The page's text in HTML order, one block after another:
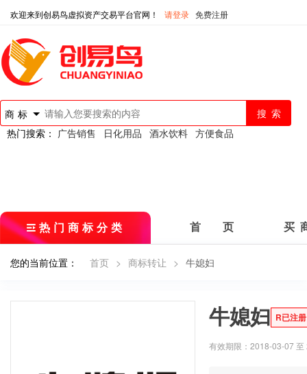
欢迎来到创易鸟虚拟资产交易平台官网！ 请登录 免费注册
商标
热门搜索： 广告销售 日化用品 酒水饮料 方便食品
热门商标分类 首 页 买
您的当前位置： 首页 > 商标转让 > 牛媳妇
牛媳妇 R已注册
有效期限：2018-03-07